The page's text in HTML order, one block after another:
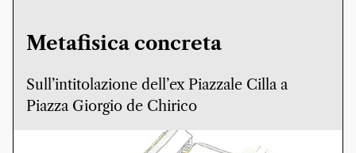
Metafisica concreta
Sull’intitolazione dell’ex Piazzale Cilla a
Piazza Giorgio de Chirico